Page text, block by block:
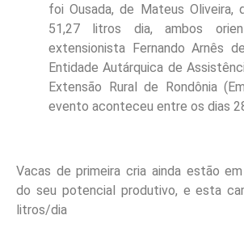
foi Ousada, de Mateus Oliveira,
51,27 litros dia, ambos
extensionista Fernando Arnês
Entidade Autárquica de
Extensão Rural de Rondônia
evento aconteceu entre os dias
Vacas de primeira cria ainda estão
do seu potencial produtivo, e esta
litros/dia